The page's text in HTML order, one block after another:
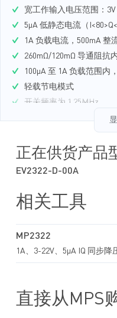
宽工作输入电压范围：3V
5µA 低静态电流（
1A 负载电流，500mA 整
260mΩ/120mΩ 导通阻抗
100µA 至 1A 负载范围内
轻载节电模式
开关频率为 1.25MHz
大占空比下频率扩展，以
EN 关闭放电功能
采用大 ESR 电容和陶瓷
输出电压可调节低至 0.6V
采用小尺寸 QFN-8（
正在供货产品
EV2322-D-00A
相关工具
MP2322
1A、3-22V、5μA IQ 同步降
直接从MPS